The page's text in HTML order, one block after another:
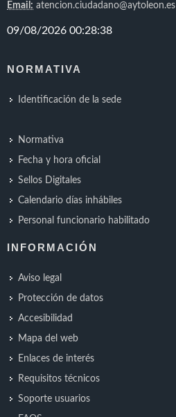
Email: atencion.ciudadano@aytoleon.es
NORMATIVA
Identificación de la sede
Normativa
Fecha y hora oficial
Sellos Digitales
Calendario días inhábiles
Personal funcionario habilitado
INFORMACIÓN
Aviso legal
Protección de datos
Accesibilidad
Mapa del web
Enlaces de interés
Requisitos técnicos
Soporte usuarios